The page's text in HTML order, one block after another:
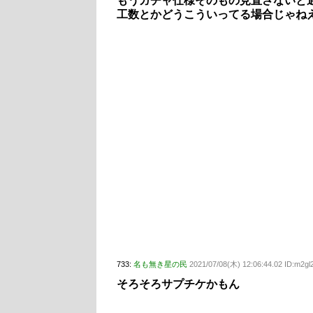
工数とかどうこういってる場合じゃね
733: 名も無き星の民 2021/07/08(木) 12:06:44.02
そろそろサプチケかもん